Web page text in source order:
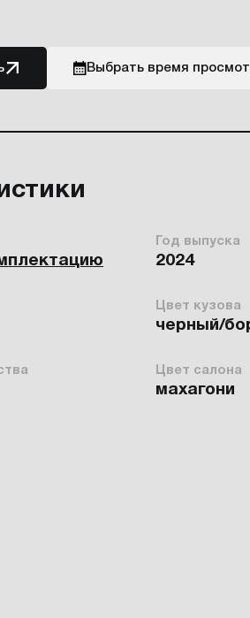
Выбрать время
Год выпуска
2024
Цвет кузова
черный/
Цвет салона
махагони